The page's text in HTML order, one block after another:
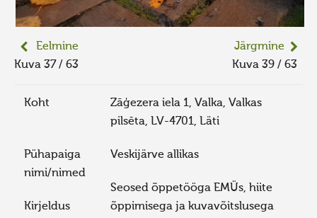
Eelmine
Kuva 37 / 63
Järgmine
Kuva 39 / 63
Koht
Zāģezera iela 1, Valka, Valkas
pilsēta, LV-4701, Läti
Pühapaiga
nimi/nimed
Veskijärve allikas
Kirjeldus
Seosed õppetööga EMÜs, hiite
õppimisega ja kuvavõitslusega